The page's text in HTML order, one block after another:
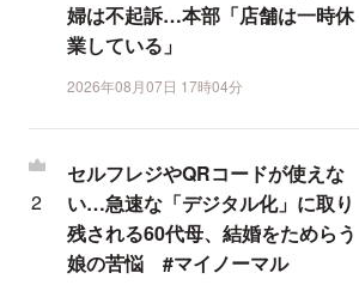
婦は不起訴…本部「店舗は一時休
業している」
2026年08月07日 17時04分
セルフレジやQRコードが使えな
い…急速な「デジタル化」に取り
残される60代母、結婚をためらう
娘の苦悩 #マイノーマル